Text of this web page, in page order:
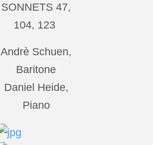
SONNETS 47,
104, 123
Andrè Schuen,
Baritone
Daniel Heide,
Piano